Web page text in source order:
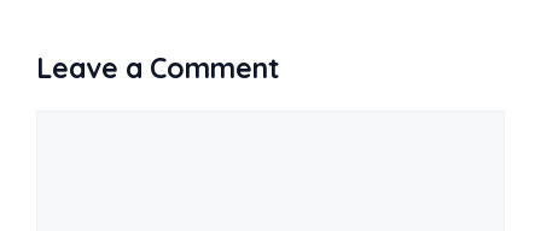
Leave a Comment